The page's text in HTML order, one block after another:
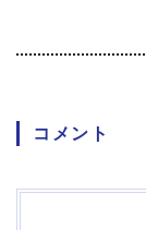
コメント